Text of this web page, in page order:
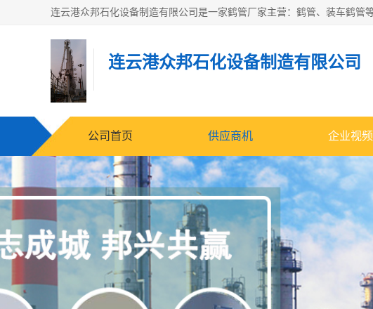
连云港众邦石化设备制造有限公司
公司首页 供应商机 企业视频